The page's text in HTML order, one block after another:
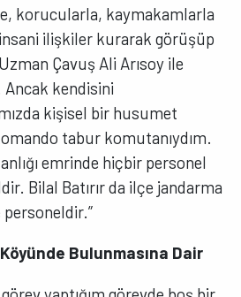
korucularla, kaymakamlarla
ilişkiler kurarak görüşüp
Çavuş Ali Arısoy ile
kendisini
kişisel bir husumet
tabur komutanıydım.
emrinde hiçbir personel
Bilal Batırır da ilçe jandarma
personeldir.”
Bulunmasına Dair